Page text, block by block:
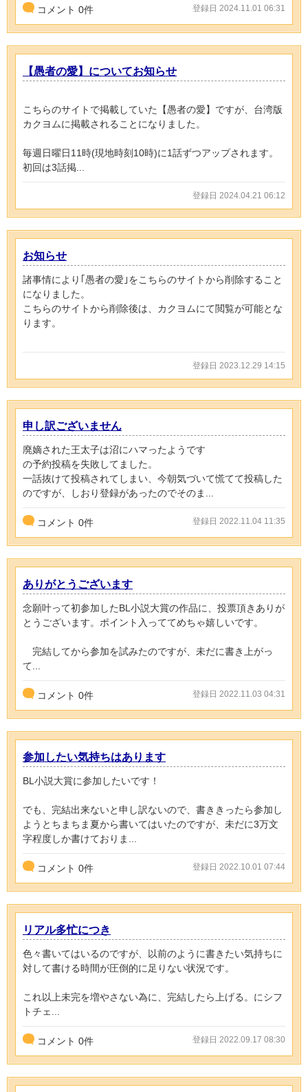
コメント 0件 登録日 2024.11.01 06:31
【愚者の愛】についてお知らせ
こちらのサイトで掲載していた【愚者の愛】ですが、台湾版
カクヨムに掲載されることになりました。
毎週日曜日11時(現地時刻10時)に1話ずつアップされます。
初回は3話掲...
登録日 2024.04.21 06:12
お知らせ
諸事情により｢愚者の愛｣をこちらのサイトから削除すること
になりました。
こちらのサイトから削除後は、カクヨムにて閲覧が可能とな
ります。
登録日 2023.12.29 14:15
申し訳ございません
廃嫡された王太子は沼にハマったようです
の予約投稿を失敗してました。
一話抜けて投稿されてしまい、今朝気づいて慌てて投稿した
のですが、しおり登録があったのでそのま...
コメント 0件 登録日 2022.11.04 11:35
ありがとうございます
念願叶って初参加したBL小説大賞の作品に、投票頂きありが
とうございます。ポイント入っててめちゃ嬉しいです。
完結してから参加を試みたのですが、未だに書き上がっ
て...
コメント 0件 登録日 2022.11.03 04:31
参加したい気持ちはあります
BL小説大賞に参加したいです！
でも、完結出来ないと申し訳ないので、書ききったら参加し
ようとちまちま夏から書いてはいたのですが、未だに3万文
字程度しか書けておりま...
コメント 0件 登録日 2022.10.01 07:44
リアル多忙につき
色々書いてはいるのですが、以前のように書きたい気持ちに
対して書ける時間が圧倒的に足りない状況です。
これ以上未完を増やさない為に、完結したら上げる。にシフ
トチェ...
コメント 0件 登録日 2022.09.17 08:30